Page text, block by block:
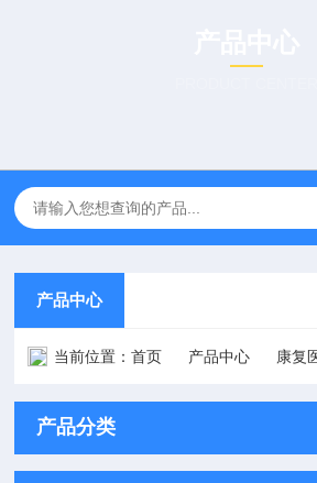
产品中心
当前位置：首页 产品中心 康复
产品分类